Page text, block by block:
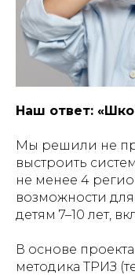
Наш ответ:
Мы решили не
выстроить
не менее 4
возможности
детям 7–10 лет,
В основе
методика ТРИЗ